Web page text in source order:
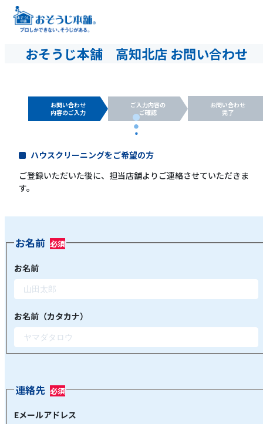
おそうじ本舗 高知北店 お問い合わせ
お問い合わせ
内容のご入力
ご入力内容の
ご確認
お問い合わせ
完了
ハウスクリーニングをご希望の方
ご登録いただいた後に、担当店舗よりご連絡させていただきま
す。
お名前
お名前
お名前（カタカナ）
連絡先
Eメールアドレス